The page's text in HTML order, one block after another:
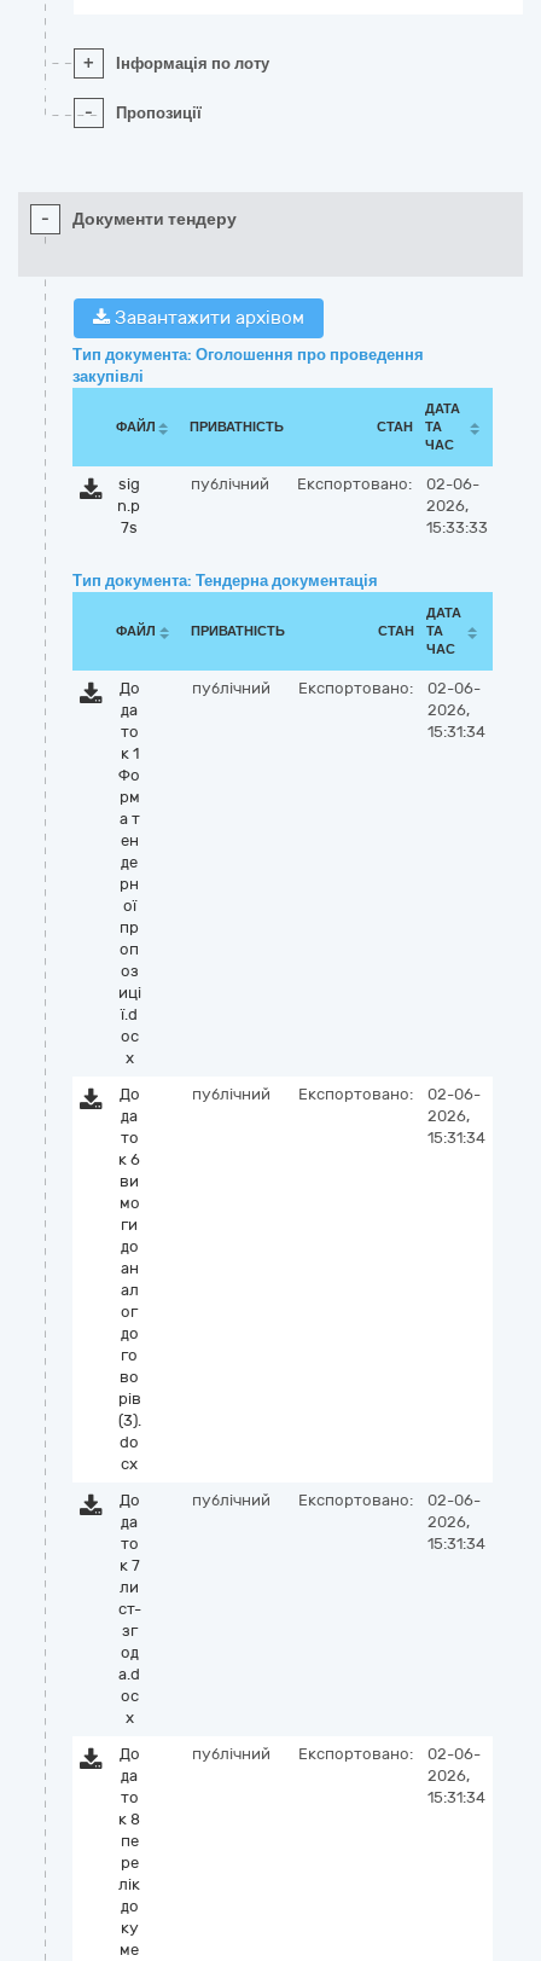
+ Інформація по лоту
- Пропозиції
- Документи тендеру
Завантажити архівом
Тип документа: Оголошення про проведення
закупівлі
ФАЙЛ ПРИВАТНІСТЬ СТАН
ДАТА
ТА
ЧАС
sig
n.p
7s
публічний Експортовано:
02-06-
2026,
15:33:33
Тип документа: Тендерна документація
ФАЙЛ ПРИВАТНІСТЬ СТАН
ДАТА
ТА
ЧАС
До
да
то
к 1
Фо
рм
а т
ен
де
рн
ої
пр
оп
оз
иці
ї.d
oc
x
публічний Експортовано:
02-06-
2026,
15:31:34
До
да
то
к 6
ви
мо
ги
до
ан
ал
ог
до
го
во
рів
(3).
do
cx
публічний Експортовано:
02-06-
2026,
15:31:34
До
да
то
к 7
ли
ст-
зг
од
а.d
oc
x
публічний Експортовано:
02-06-
2026,
15:31:34
До
да
то
к 8
пе
ре
лік
до
ку
ме
публічний Експортовано:
02-06-
2026,
15:31:34